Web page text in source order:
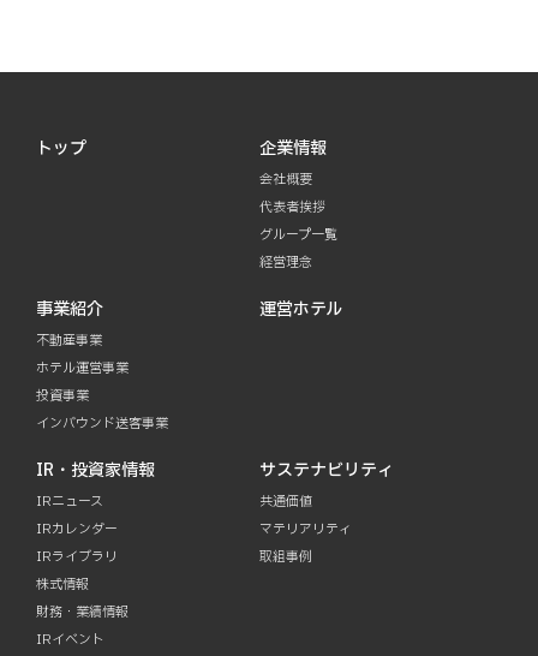
トップ 企業情報
会社概要
代表者挨拶
グループ一覧
経営理念
事業紹介
不動産事業
ホテル運営事業
投資事業
インバウンド送客事業
運営ホテル
IR・投資家情報
IRニュース
IRカレンダー
IRライブラリ
株式情報
財務・業績情報
IRイベント
サステナビリティ
共通価値
マテリアリティ
取組事例